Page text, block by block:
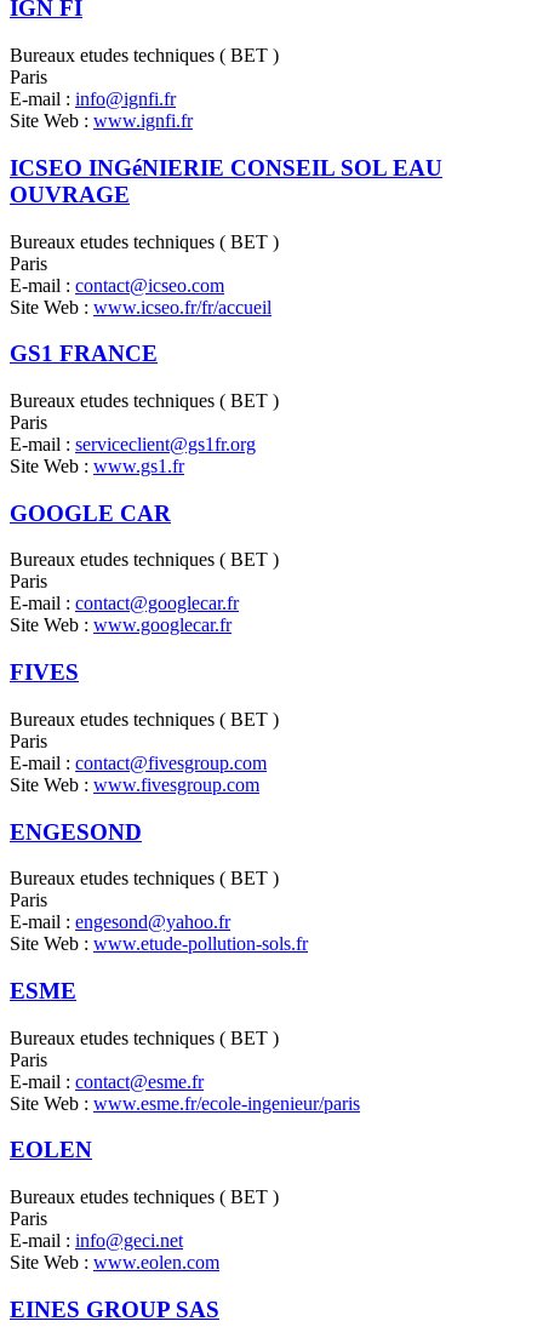
IGN FI
Bureaux etudes techniques ( BET )
Paris
E-mail : info@ignfi.fr
Site Web : www.ignfi.fr
ICSEO INGéNIERIE CONSEIL SOL EAU
OUVRAGE
Bureaux etudes techniques ( BET )
Paris
E-mail : contact@icseo.com
Site Web : www.icseo.fr/fr/accueil
GS1 FRANCE
Bureaux etudes techniques ( BET )
Paris
E-mail : serviceclient@gs1fr.org
Site Web : www.gs1.fr
GOOGLE CAR
Bureaux etudes techniques ( BET )
Paris
E-mail : contact@googlecar.fr
Site Web : www.googlecar.fr
FIVES
Bureaux etudes techniques ( BET )
Paris
E-mail : contact@fivesgroup.com
Site Web : www.fivesgroup.com
ENGESOND
Bureaux etudes techniques ( BET )
Paris
E-mail : engesond@yahoo.fr
Site Web : www.etude-pollution-sols.fr
ESME
Bureaux etudes techniques ( BET )
Paris
E-mail : contact@esme.fr
Site Web : www.esme.fr/ecole-ingenieur/paris
EOLEN
Bureaux etudes techniques ( BET )
Paris
E-mail : info@geci.net
Site Web : www.eolen.com
EINES GROUP SAS